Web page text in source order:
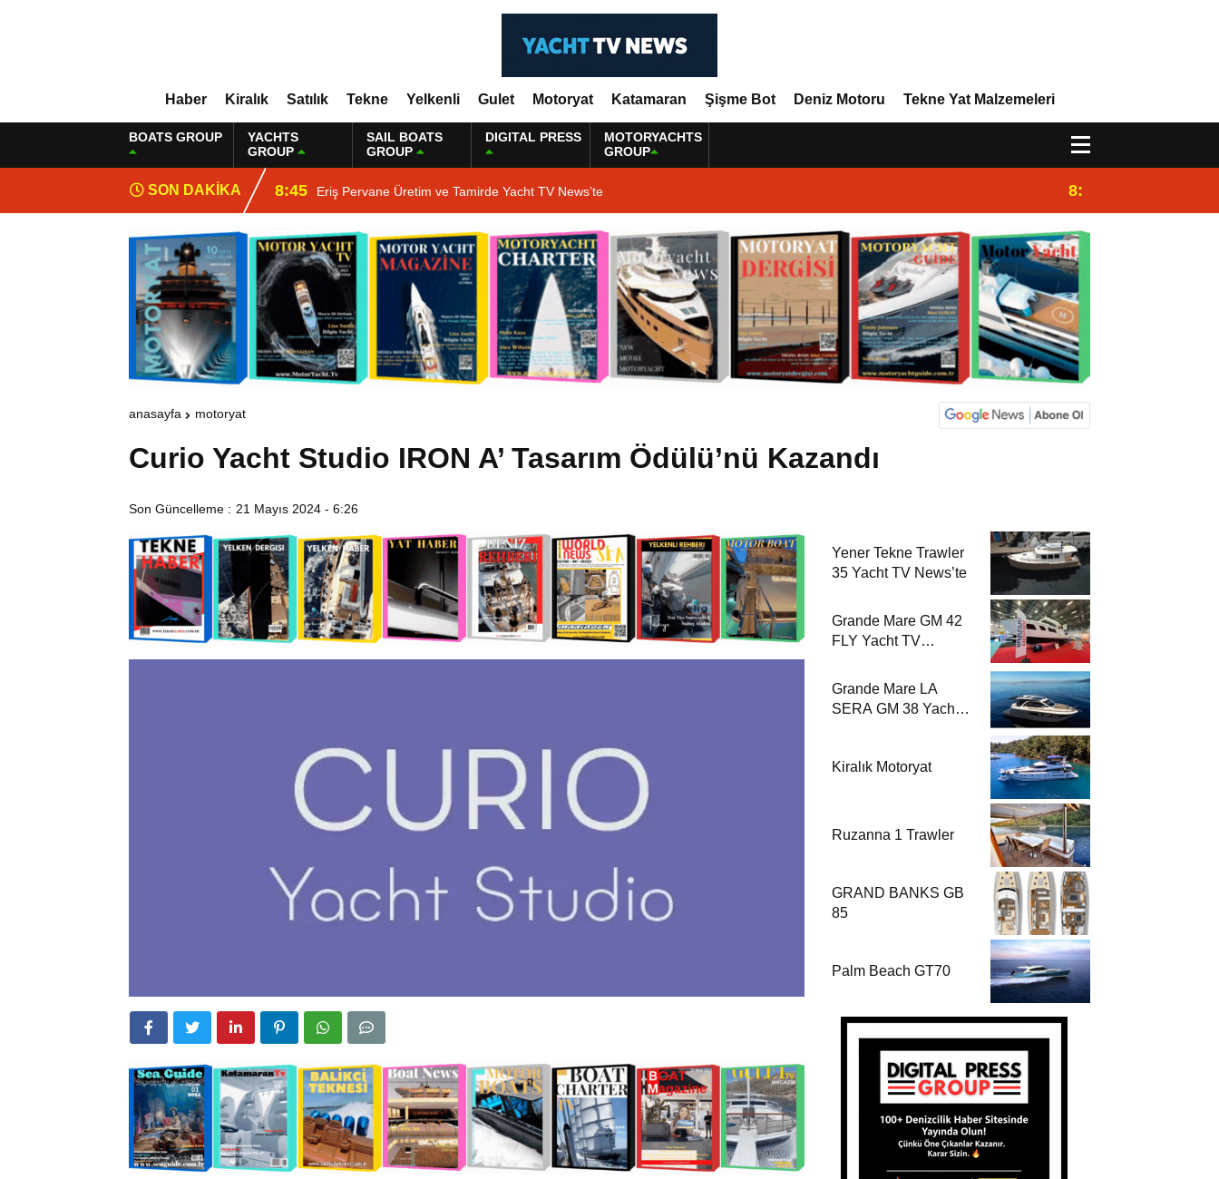
Haber Kiralık Satılık Tekne Yelkenli Gulet Motoryat Katamaran Şişme Bot Deniz Motoru Tekne Yat Malzemeleri
BOATS GROUP
YACHTS
GROUP
SAIL BOATS
GROUP
DIGITAL PRESS
MOTORYACHTS
GROUP
SON DAKİKA 8:45 Eriş Pervane Üretim ve Tamirde Yacht TV News’te 8:29
anasayfa motoryat
Curio Yacht Studio IRON A’ Tasarım Ödülü’nü Kazandı
Son Güncelleme : 21 Mayıs 2024 - 6:26
Yener Tekne Trawler
35 Yacht TV News’te
Grande Mare GM 42
FLY Yacht TV
Grande Mare LA
SERA GM 38 Yacht
Kiralık Motoryat
Ruzanna 1 Trawler
GRAND BANKS GB
85
Palm Beach GT70